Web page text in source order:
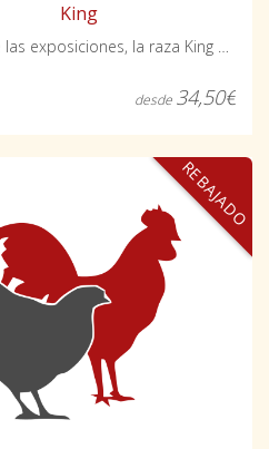
King
La reina de las exposiciones, la raza King es fácilmente identificable.
desde 34,50€
REBAJADO